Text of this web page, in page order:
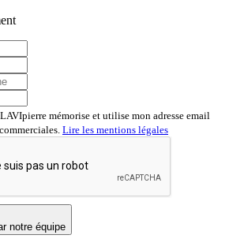
mémorise et utilise mon adresse email
Lire les mentions légales
notre équipe